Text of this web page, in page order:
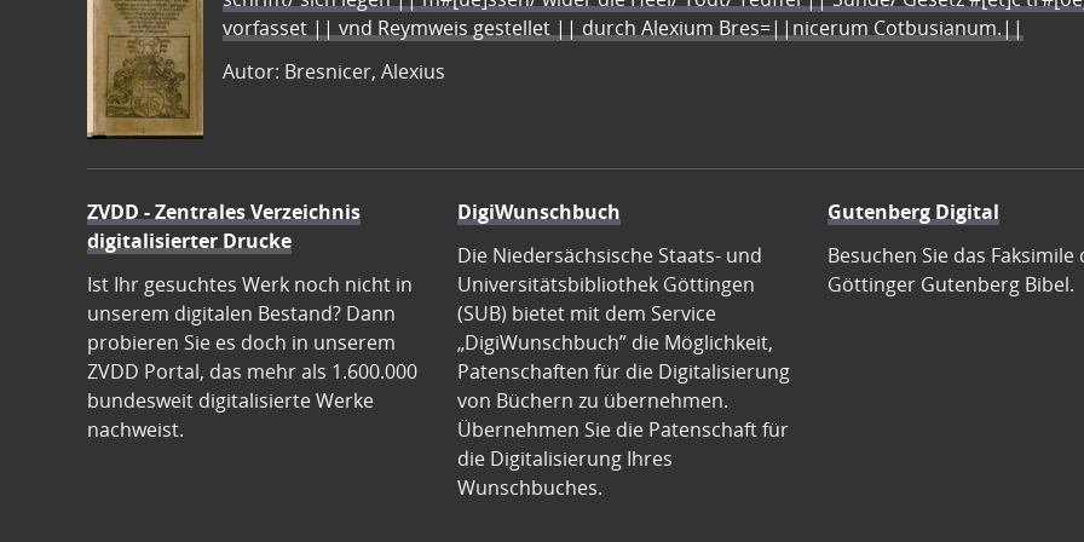
vorfasset || vnd Reymweis gestellet || durch Alexium Bres=||nicerum Cotbusianum.||
Autor: Bresnicer, Alexius
ZVDD - Zentrales Verzeichnis
digitalisierter Drucke
Ist Ihr gesuchtes Werk noch nicht in
unserem digitalen Bestand? Dann
probieren Sie es doch in unserem
ZVDD Portal, das mehr als 1.600.000
bundesweit digitalisierte Werke
nachweist.
DigiWunschbuch
Die Niedersächsische Staats- und
Universitätsbibliothek Göttingen
(SUB) bietet mit dem Service
„DigiWunschbuch” die Möglichkeit,
Patenschaften für die Digitalisierung
von Büchern zu übernehmen.
Übernehmen Sie die Patenschaft für
die Digitalisierung Ihres
Wunschbuches.
Gutenberg Digital
Besuchen Sie das Faksimile
Göttinger Gutenberg Bibel.